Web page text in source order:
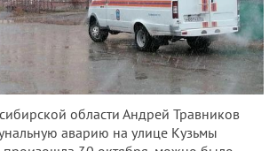
области Андрей Травников
аварию на улице Кузьмы